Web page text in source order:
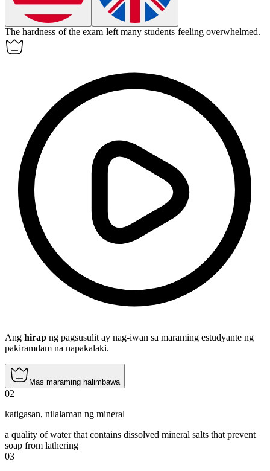
Thehardness of the exam left many students feeling overwhelmed.
Ang hirap ng pagsusulit ay nag-iwan sa maraming estudyante ng
pakiramdam na napakalaki.
Mas maraming halimbawa
02
katigasan, nilalaman ng mineral
a quality of water that contains dissolved mineral salts that prevent
soap from lathering
03